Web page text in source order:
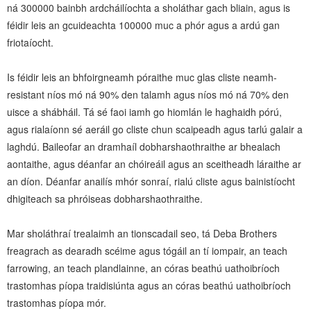
ná 300000 bainbh ardcháilíochta a sholáthar gach bliain, agus is
féidir leis an gcuideachta 100000 muc a phór agus a ardú gan
friotaíocht.
Is féidir leis an bhfoirgneamh póraithe muc glas cliste neamh-
resistant níos mó ná 90% den talamh agus níos mó ná 70% den
uisce a shábháil. Tá sé faoi iamh go hiomlán le haghaidh pórú,
agus rialaíonn sé aeráil go cliste chun scaipeadh agus tarlú galair a
laghdú. Baileofar an dramhaíl dobharshaothraithe ar bhealach
aontaithe, agus déanfar an chóireáil agus an sceitheadh ​​láraithe ar
an díon. Déanfar anailís mhór sonraí, rialú cliste agus bainistíocht
dhigiteach sa phróiseas dobharshaothraithe.
Mar sholáthraí trealaimh an tionscadail seo, tá Deba Brothers
freagrach as dearadh scéime agus tógáil an tí iompair, an teach
farrowing, an teach plandlainne, an córas beathú uathoibríoch
trastomhas píopa traidisiúnta agus an córas beathú uathoibríoch
trastomhas píopa mór.